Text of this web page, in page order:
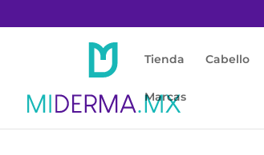
Tienda Cabello
Marcas